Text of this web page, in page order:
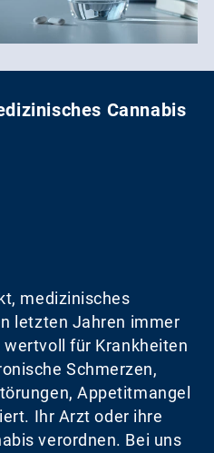
Cannabis
medizinisches
letzten Jahren immer
für Krankheiten
Schmerzen,
Appetitmangel
Ihr Arzt oder ihre
verordnen. Bei uns